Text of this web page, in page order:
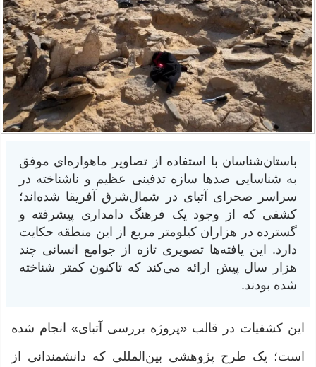
باستان‌شناسان با استفاده از تصاویر ماهواره‌ای موفق
به شناسایی صدها سازه تدفینی عظیم و ناشناخته در
سراسر صحرای آتبای در شمال‌شرق آفریقا شده‌اند؛
کشفی که از وجود یک فرهنگ دامداری پیشرفته و
گسترده در هزاران کیلومتر مربع از این منطقه حکایت
دارد. این یافته‌ها تصویری تازه از جوامع انسانی چند
هزار سال پیش ارائه می‌کند که تاکنون کمتر شناخته
شده بودند.
این کشفیات در قالب «پروژه بررسی آتبای» انجام شده
است؛ یک طرح پژوهشی بین‌المللی که دانشمندانی از